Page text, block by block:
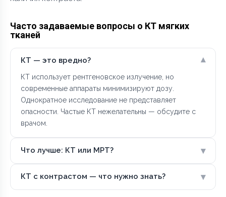
Часто задаваемые вопросы о КТ мягких
тканей
КТ — это вредно? ▾
КТ использует рентгеновское излучение, но
современные аппараты минимизируют дозу.
Однократное исследование не представляет
опасности. Частые КТ нежелательны — обсудите с
врачом.
Что лучше: КТ или МРТ? ▾
КТ с контрастом — что нужно знать? ▾